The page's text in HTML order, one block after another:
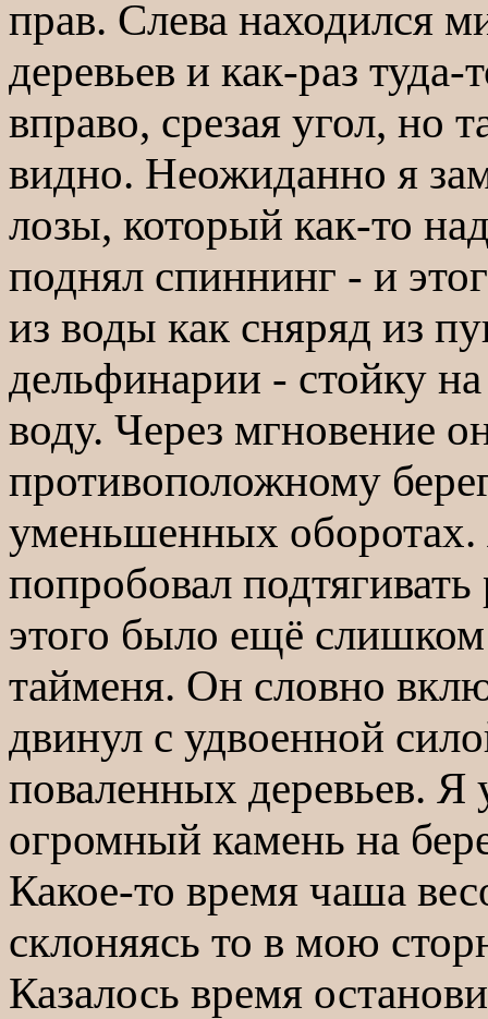
прав. Слева находился
деревьев и как-раз
вправо, срезая угол, но
видно. Неожиданно я
лозы, который как-то
поднял спиннинг - и
из воды как сняряд из
дельфинарии - стойку
воду. Через мгновение
противоположному
уменьшенных
попробовал
этого было ещё
тайменя. Он словно
двинул с удвоенной
поваленных деревьев. Я
огромный камень на
Какое-то время чаша
склоняясь то в мою
Казалось время